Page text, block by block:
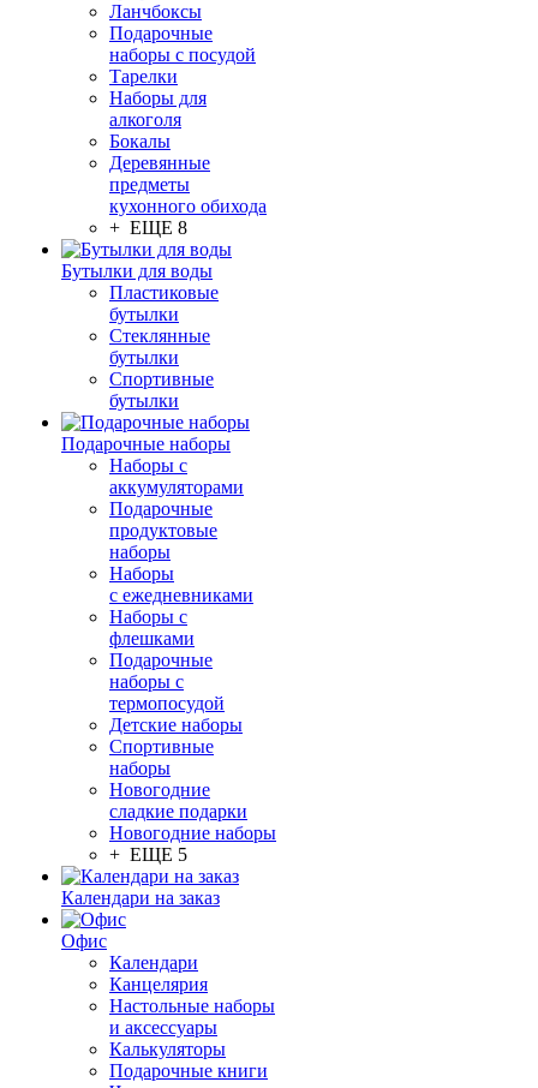
Ланчбоксы
Подарочные
наборы с посудой
Тарелки
Наборы для
алкоголя
Бокалы
Деревянные
предметы
кухонного обихода
+ ЕЩЕ 8
Бутылки для воды
Пластиковые
бутылки
Стеклянные
бутылки
Спортивные
бутылки
Подарочные наборы
Наборы с
аккумуляторами
Подарочные
продуктовые
наборы
Наборы
с ежедневниками
Наборы с
флешками
Подарочные
наборы с
термопосудой
Детские наборы
Спортивные
наборы
Новогодние
сладкие подарки
Новогодние наборы
+ ЕЩЕ 5
Календари на заказ
Офис
Календари
Канцелярия
Настольные наборы
и аксессуары
Калькуляторы
Подарочные книги